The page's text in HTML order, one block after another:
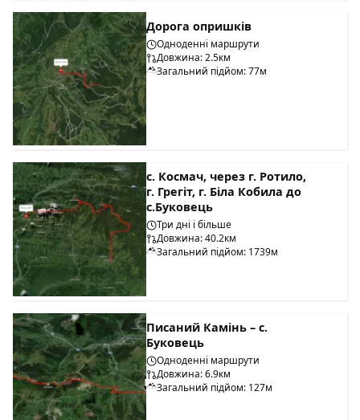
Дорога опришків
Одноденні маршрути
Довжина: 2.5км
Загальний підйом: 77м
с. Космач, через г. Ротило,
г. Грегіт, г. Біла Кобила до
с.Буковець
Три дні і більше
Довжина: 40.2км
Загальний підйом: 1739м
Писаний Камінь – с.
Буковець
Одноденні маршрути
Довжина: 6.9км
Загальний підйом: 127м